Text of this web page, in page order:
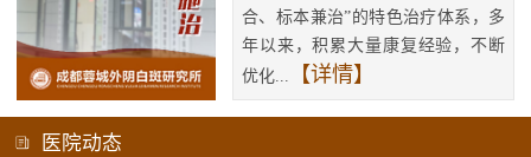
合、标本兼治”的特色治疗体系，多
年以来，积累大量康复经验，不断
优化...
【详情】
医院动态